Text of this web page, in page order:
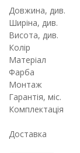
Довжина, див.
Ширіна, див.
Висота, див.
Колір
Матеріал
Фарба
Монтаж
Гарантія, міс.
Комплектація
Доставка